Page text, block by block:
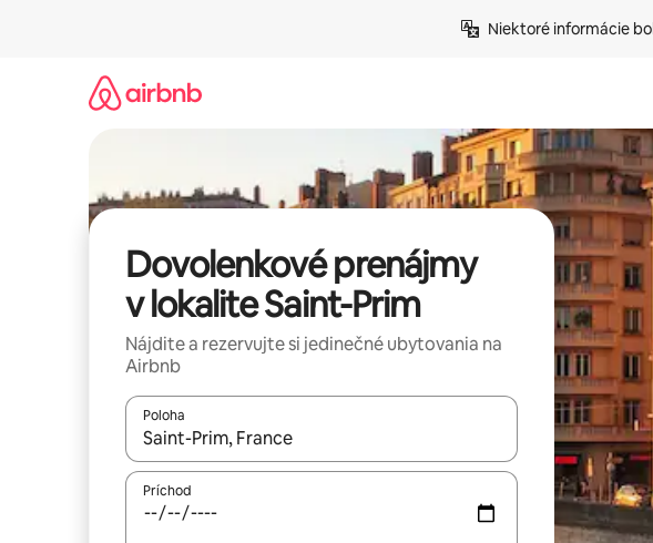
Niektoré informácie
Dovolenkové prenájmy
v lokalite Saint-Prim
Nájdite a rezervujte si jedinečné ubytovania na
Airbnb
Poloha
Keď budú výsledky k dispozícii, môžete si ich prechádzať pomocou
Príchod